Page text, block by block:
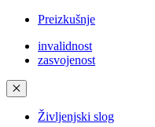
Preizkušnje
invalidnost
zasvojenost
✕
Življenjski slog